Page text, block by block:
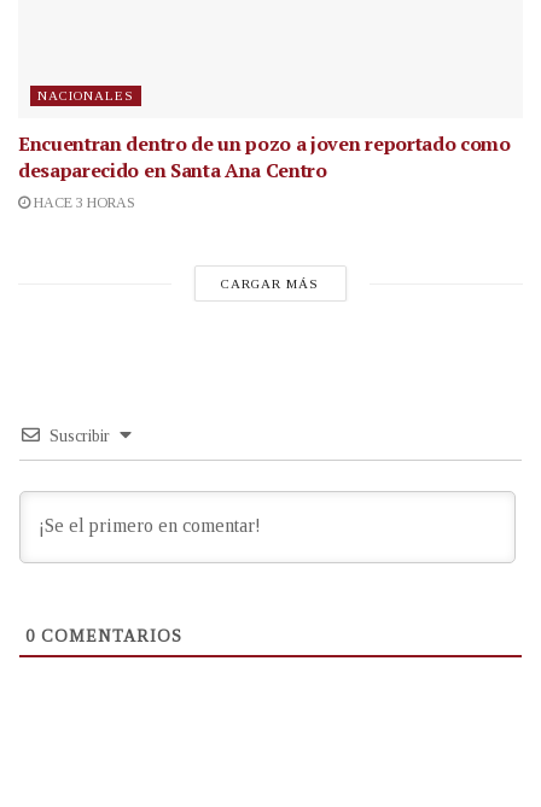
NACIONALES
Encuentran dentro de un pozo a joven reportado como
desaparecido en Santa Ana Centro
HACE 3 HORAS
CARGAR MÁS
Suscribir
0 COMENTARIOS